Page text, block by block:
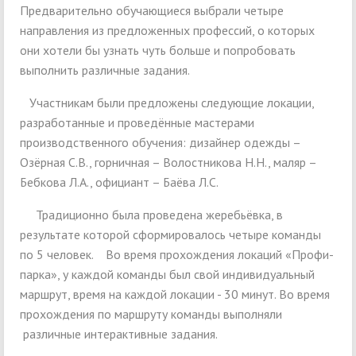
Предварительно обучающиеся выбрали четыре
направления из предложенных профессий, о которых
они хотели бы узнать чуть больше и попробовать
выполнить различные задания.
Участникам были предложены следующие локации,
разработанные и проведённые мастерами
производственного обучения: дизайнер одежды –
Озёрная С.В., горничная – Волостникова Н.Н., маляр –
Бебкова Л.А., официант – Баёва Л.С.
Традиционно была проведена жеребьёвка, в
результате которой сформировалось четыре команды
по 5 человек. Во время прохождения локаций «Профи-
парка», у каждой команды был свой индивидуальный
маршрут, время на каждой локации - 30 минут. Во время
прохождения по маршруту команды выполняли
различные интерактивные задания.